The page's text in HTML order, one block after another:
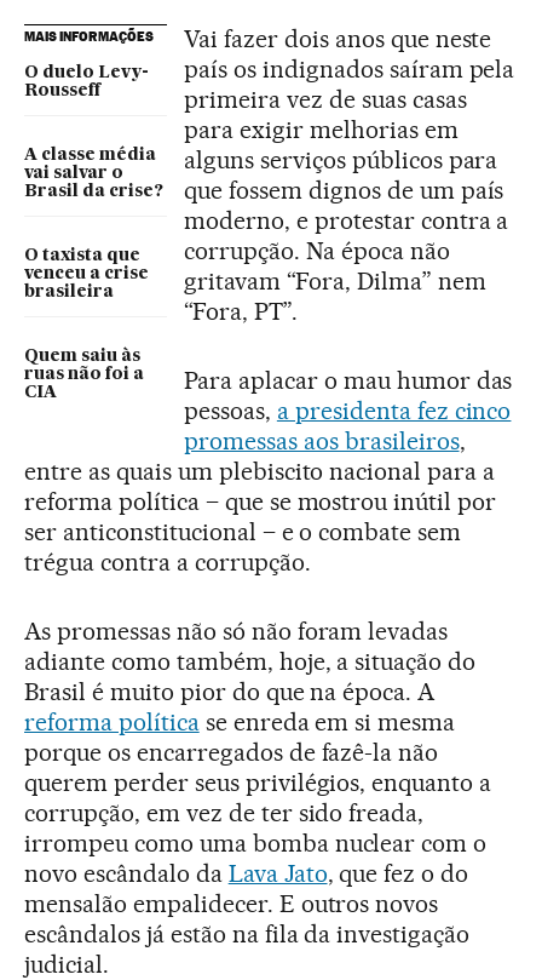
MAIS INFORMAÇÕES
O duelo Levy-
Rousseff
A classe média
vai salvar o
Brasil da crise?
O taxista que
venceu a crise
brasileira
Quem saiu às
ruas não foi a
CIA
Vai fazer dois anos que neste
país os indignados saíram pela
primeira vez de suas casas
para exigir melhorias em
alguns serviços públicos para
que fossem dignos de um país
moderno, e protestar contra a
corrupção. Na época não
gritavam “Fora, Dilma” nem
“Fora, PT”.
Para aplacar o mau humor das
pessoas, a presidenta fez cinco
promessas aos brasileiros,
entre as quais um plebiscito nacional para a
reforma política – que se mostrou inútil por
ser anticonstitucional – e o combate sem
trégua contra a corrupção.
As promessas não só não foram levadas
adiante como também, hoje, a situação do
Brasil é muito pior do que na época. A
reforma políticase enreda em si mesma
porque os encarregados de fazê-la não
querem perder seus privilégios, enquanto a
corrupção, em vez de ter sido freada,
irrompeu como uma bomba nuclear com o
novo escândalo da Lava Jato, que fez o do
mensalão empalidecer. E outros novos
escândalos já estão na fila da investigação
judicial.